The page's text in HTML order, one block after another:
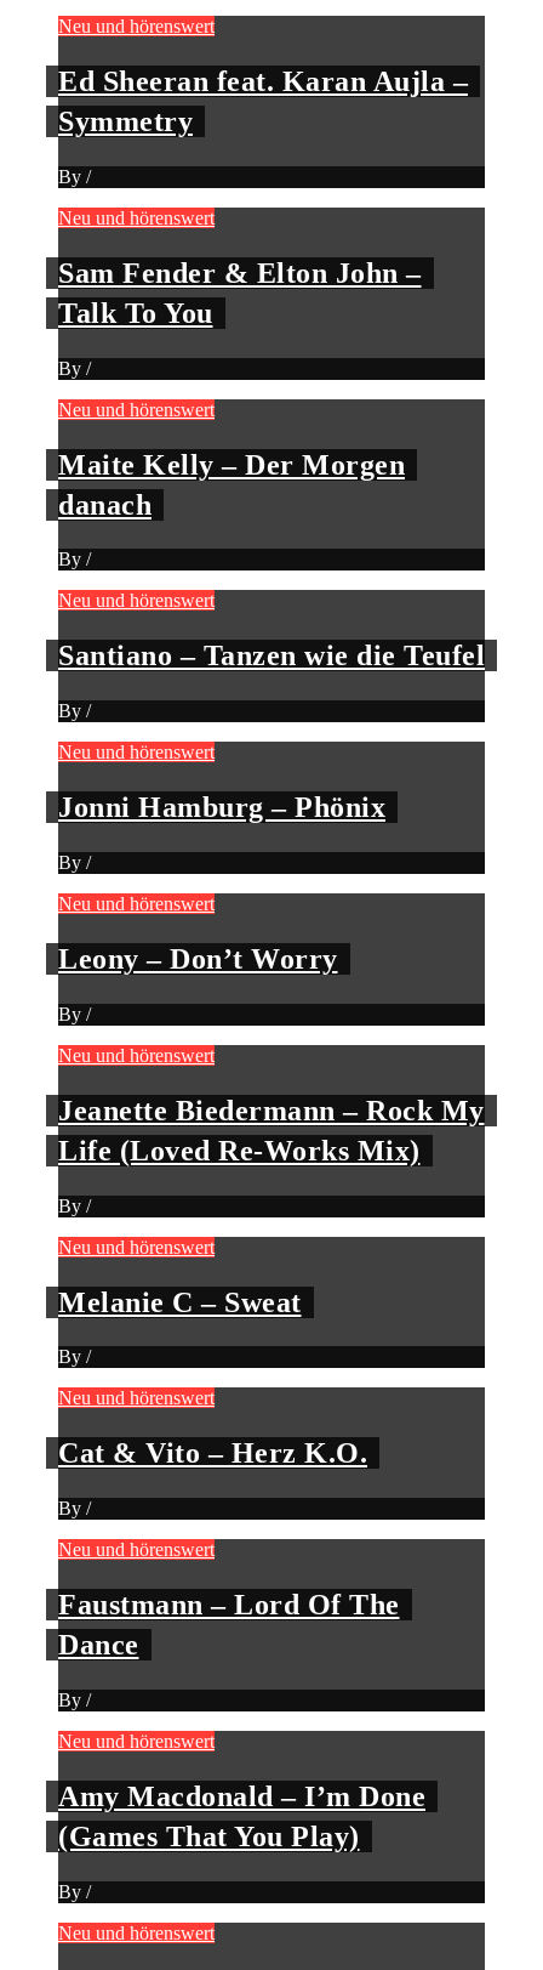
Neu und hörenswert
Ed Sheeran feat. Karan Aujla –
Symmetry
By /
Neu und hörenswert
Sam Fender & Elton John –
Talk To You
By /
Neu und hörenswert
Maite Kelly – Der Morgen
danach
By /
Neu und hörenswert
Santiano – Tanzen wie die Teufel
By /
Neu und hörenswert
Jonni Hamburg – Phönix
By /
Neu und hörenswert
Leony – Don’t Worry
By /
Neu und hörenswert
Jeanette Biedermann – Rock My
Life (Loved Re-Works Mix)
By /
Neu und hörenswert
Melanie C – Sweat
By /
Neu und hörenswert
Cat & Vito – Herz K.O.
By /
Neu und hörenswert
Faustmann – Lord Of The
Dance
By /
Neu und hörenswert
Amy Macdonald – I’m Done
(Games That You Play)
By /
Neu und hörenswert